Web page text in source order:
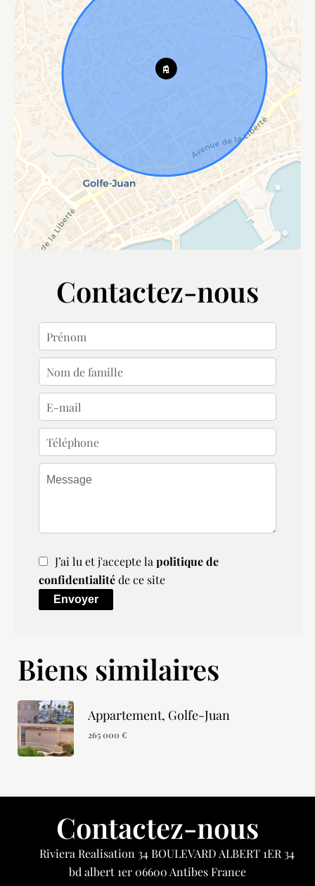
Contactez-nous
J’ai lu et j'accepte lapolitique de
confidentialitéde ce site
Envoyer
Biens similaires
Appartement, Golfe-Juan
265 000 €
Contactez-nous
Riviera Realisation34 BOULEVARD ALBERT 1ER 34
bd albert 1er06600Antibes France